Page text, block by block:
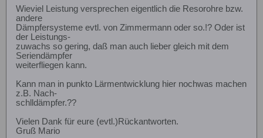
Wieviel Leistung versprechen eigentlich die Resorohre bzw.
andere
Dämpfersysteme evtl. von Zimmermann oder so.!? Oder ist
der Leistungs-
zuwachs so gering, daß man auch lieber gleich mit dem
Seriendämpfer
weiterfliegen kann.
Kann man in punkto Lärmentwicklung hier nochwas machen
z.B. Nach-
schlldämpfer.??
Vielen Dank für eure (evtl.)Rückantworten.
Gruß Mario